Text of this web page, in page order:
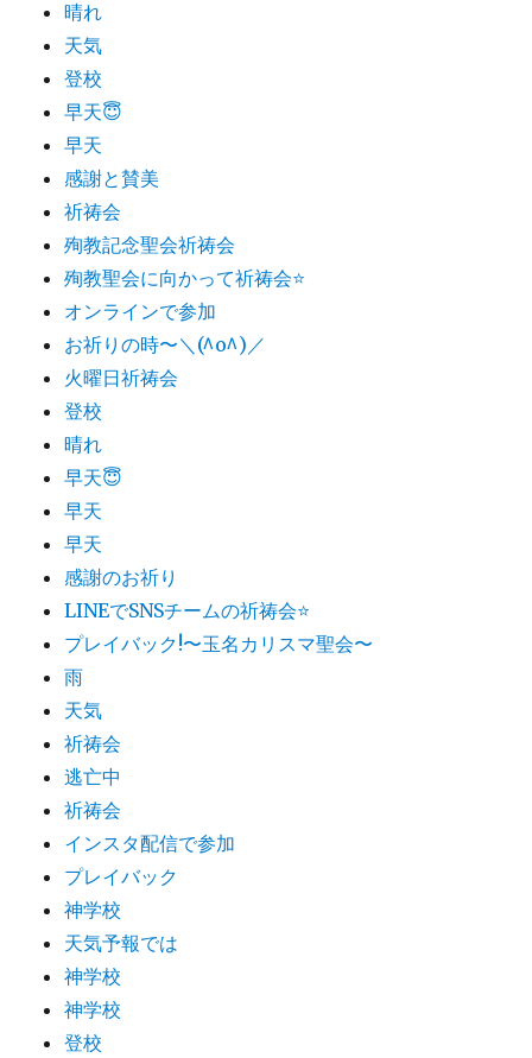
晴れ
天気
登校
早天😇
早天
感謝と賛美
祈祷会
殉教記念聖会祈祷会
殉教聖会に向かって祈祷会⭐️
オンラインで参加
お祈りの時〜＼(^o^)／
火曜日祈祷会
登校
晴れ
早天😇
早天
早天
感謝のお祈り
LINEでSNSチームの祈祷会​⭐️
プレイバック!〜玉名カリスマ聖会〜
雨
天気
祈祷会
逃亡中
祈祷会
インスタ配信で参加
プレイバック
神学校
天気予報では
神学校
神学校
登校